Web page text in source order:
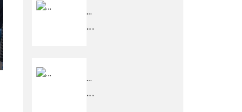
...
...
...
...